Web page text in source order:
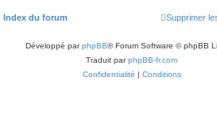
Index du forum Supprimer
Développé parphpBB® Forum Software © phpBB
Traduit parphpBB-fr.com
Confidentialité | Conditions